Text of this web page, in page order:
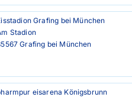
Grafing bei München
Stadion
Grafing bei München
eisarena Königsbrunn